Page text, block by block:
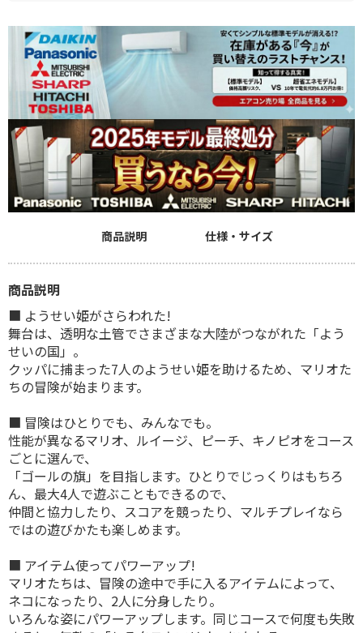
商品説明 仕様・サイズ
商品説明
■ ようせい姫がさらわれた!
舞台は、透明な土管でさまざまな大陸がつながれた「よう
せいの国」。
クッパに捕まった7人のようせい姫を助けるため、マリオた
ちの冒険が始まります。
■ 冒険はひとりでも、みんなでも。
性能が異なるマリオ、ルイージ、ピーチ、キノピオをコース
ごとに選んで、
「ゴールの旗」を目指します。ひとりでじっくりはもちろ
ん、最大4人で遊ぶこともできるので、
仲間と協力したり、スコアを競ったり、マルチプレイなら
ではの遊びかたも楽しめます。
■ アイテム使ってパワーアップ!
マリオたちは、冒険の途中で手に入るアイテムによって、
ネコになったり、2人に分身したり。
いろんな姿にパワーアップします。同じコースで何度も失敗